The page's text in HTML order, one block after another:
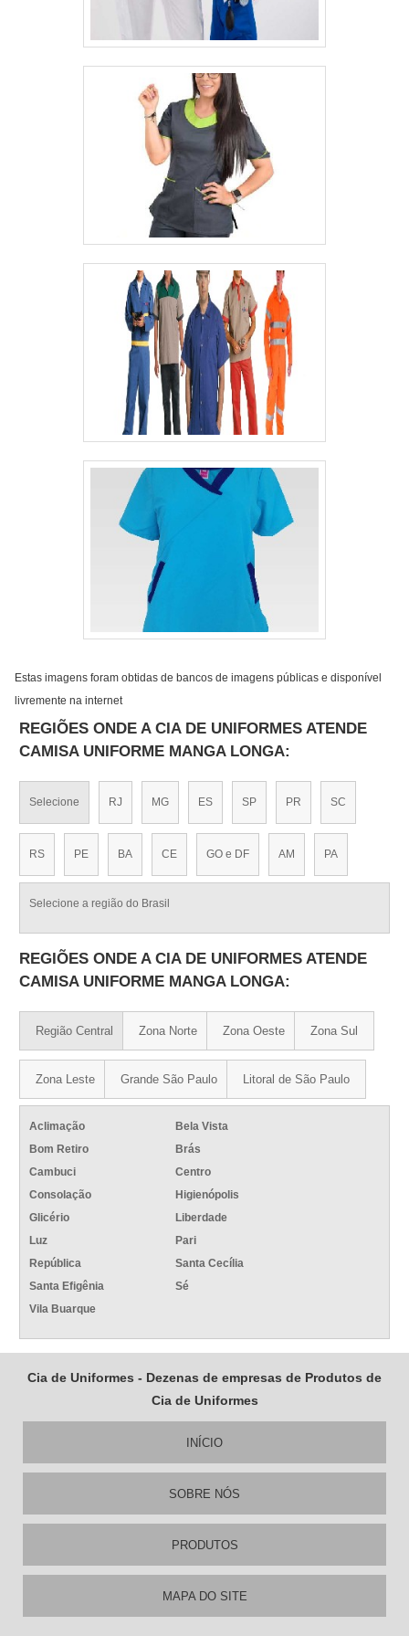
Estas imagens foram obtidas de bancos de imagens públicas e disponível
livremente na internet
REGIÕES ONDE A CIA DE UNIFORMES ATENDE
CAMISA UNIFORME MANGA LONGA:
Selecione RJ MG ES SP PR SC
RS PE BA CE GO e DF AM PA
Selecione a região do Brasil
REGIÕES ONDE A CIA DE UNIFORMES ATENDE
CAMISA UNIFORME MANGA LONGA:
Região Central Zona Norte Zona Oeste Zona Sul
Zona Leste Grande São Paulo Litoral de São Paulo
Aclimação
Bela Vista
Bom Retiro
Brás
Cambuci
Centro
Consolação
Higienópolis
Glicério
Liberdade
Luz
Pari
República
Santa Cecília
Santa Efigênia
Sé
Vila Buarque
Cia de Uniformes - Dezenas de empresas de Produtos de
Cia de Uniformes
INÍCIO
SOBRE NÓS
PRODUTOS
MAPA DO SITE